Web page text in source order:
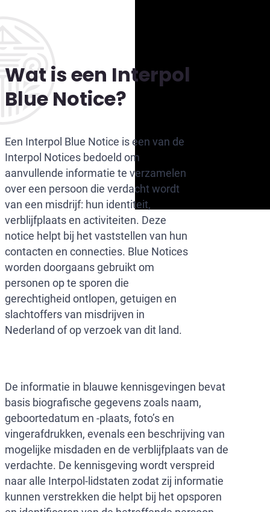
Wat is een Interpol
Blue Notice?
Een Interpol Blue Notice is een van de
Interpol Notices bedoeld om
aanvullende informatie te verzamelen
over een persoon die verdacht wordt
van een misdrijf: hun identiteit,
verblijfplaats en activiteiten. Deze
notice helpt bij het vaststellen van hun
contacten en connecties. Blue Notices
worden doorgaans gebruikt om
personen op te sporen die
gerechtigheid ontlopen, getuigen en
slachtoffers van misdrijven in
Nederland of op verzoek van dit land.
De informatie in blauwe kennisgevingen bevat
basis biografische gegevens zoals naam,
geboortedatum en -plaats, foto’s en
vingerafdrukken, evenals een beschrijving van
mogelijke misdaden en de verblijfplaats van de
verdachte. De kennisgeving wordt verspreid
naar alle Interpol-lidstaten zodat zij informatie
kunnen verstrekken die helpt bij het opsporen